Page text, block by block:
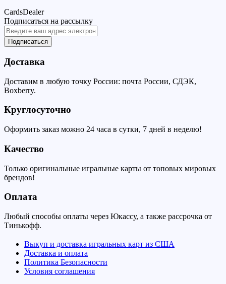
CardsDealer
Подписаться на рассылку
Подписаться
Доставка
Доставим в любую точку России: почта России, СДЭК,
Boxberry.
Круглосуточно
Оформить заказ можно 24 часа в сутки, 7 дней в неделю!
Качество
Только оригинальные игральные карты от топовых мировых
брендов!
Оплата
Любый способы оплаты через Юкассу, а также рассрочка от
Тинькофф.
Выкуп и доставка игральных карт из США
Доставка и оплата
Политика Безопасности
Условия соглашения